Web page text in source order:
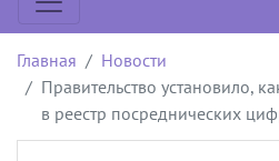
Главная
Новости
Правительство установило,
в реестр посреднических